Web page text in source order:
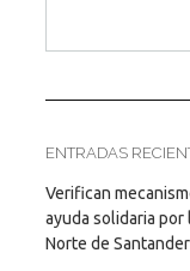
ENTRADAS
Verifican
ayuda solidaria por
Norte de Santander